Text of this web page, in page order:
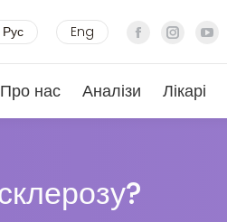
Рус Eng
Про нас Аналізи Лікарі